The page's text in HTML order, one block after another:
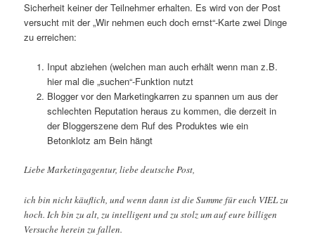
Sicherheit keiner der Teilnehmer erhalten. Es wird von der Post
versucht mit der „Wir nehmen euch doch ernst“-Karte zwei Dinge
zu erreichen:
Input abziehen (welchen man auch erhält wenn man z.B.
hier mal die „suchen“-Funktion nutzt
Blogger vor den Marketingkarren zu spannen um aus der
schlechten Reputation heraus zu kommen, die derzeit in
der Bloggerszene dem Ruf des Produktes wie ein
Betonklotz am Bein hängt
Liebe Marketingagentur, liebe deutsche Post,
ich bin nicht käuflich, und wenn dann ist die Summe für euch VIEL zu
hoch. Ich bin zu alt, zu intelligent und zu stolz um auf eure billigen
Versuche herein zu fallen.